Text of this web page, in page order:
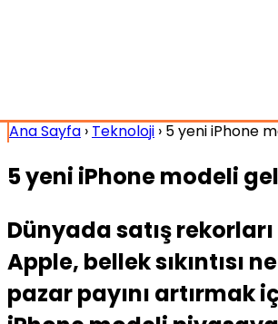
Ana Sayfa › Teknoloji › 5 yeni iPhone
5 yeni iPhone modeli
Dünyada satış rekorları
Apple, bellek sıkıntısı
pazar payını artırmak